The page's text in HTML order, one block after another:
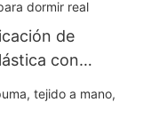
de
con